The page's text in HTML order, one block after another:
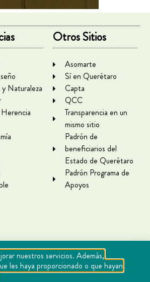
Naturaleza
Otros Sitios
Asomarte
Sí en Querétaro
Capta
QCC
Transparencia en un
mismo sitio
Padrón de
beneficiarios del
Estado de Querétaro
Padrón Programa de
Apoyos
nuestros servicios. Además,
les haya proporcionado o que hayan